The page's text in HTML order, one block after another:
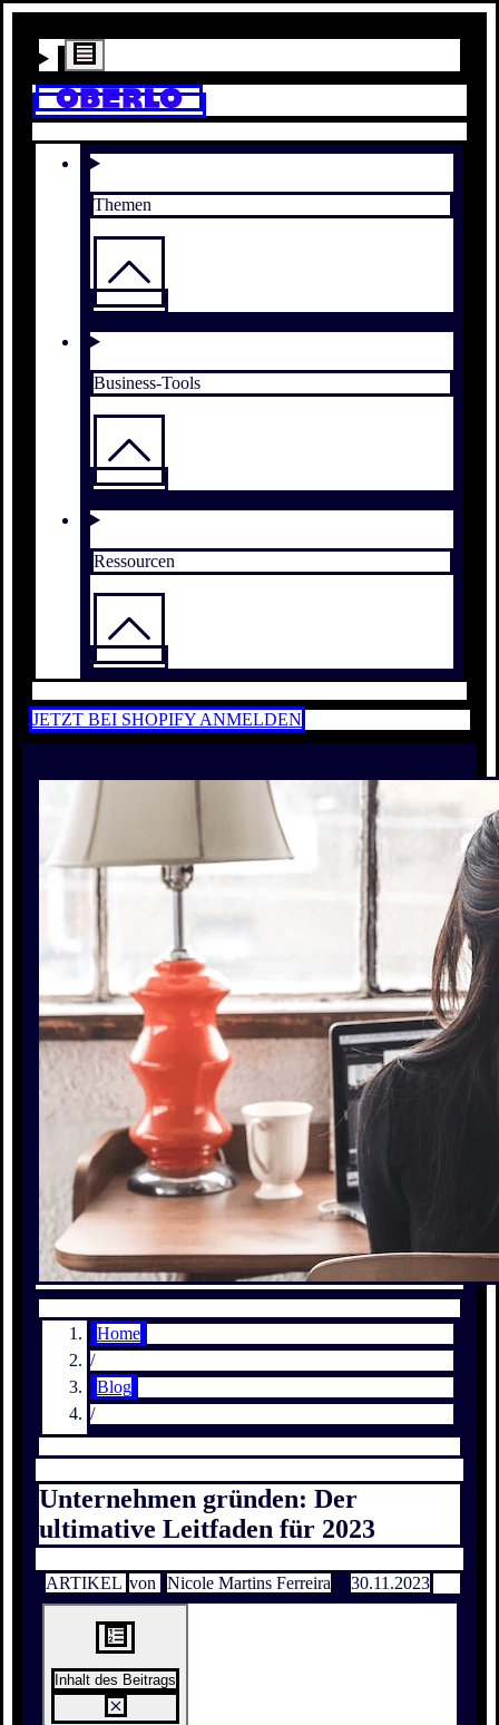
Themen
Business-Tools
Ressourcen
JETZT BEI SHOPIFY ANMELDEN
Home
/
Blog
/
Unternehmen gründen: Der
ultimative Leitfaden für 2023
ARTIKEL von Nicole Martins Ferreira 30.11.2023
Inhalt des Beitrags